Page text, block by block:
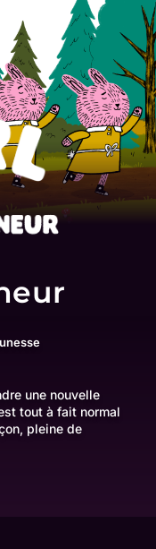
une nouvelle
tout à fait normal
pleine de